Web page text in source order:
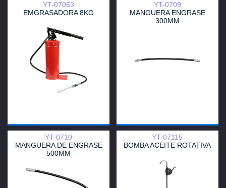
YT-07063
EMGRASADORA 8KG
YT-0709
MANGUERA ENGRASE
300MM
YT-0710
MANGUERA DE ENGRASE
500MM
YT-07115
BOMBA ACEITE ROTATIVA